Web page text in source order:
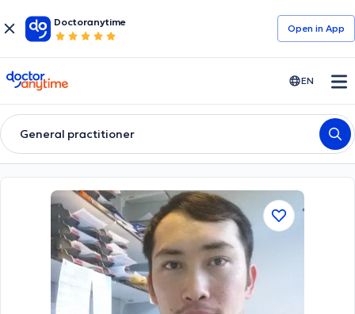
Doctoranytime
Open in Αpp
doctoranytime EN
General practitioner